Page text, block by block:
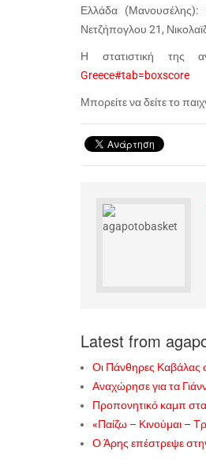
Ελλάδα (Μανουσέλης):
Νετζήπογλου 21,
Η στατιστική της
Greece#tab=boxscore
Μπορείτε να δείτε το
Latest from
Οι Πάνθηρες Καβάλας
Αναχώρησε για τα
Προπονητικό καμπ στα
«Παίζω – Κινούμαι –
Ο Άρης επέστρεψε